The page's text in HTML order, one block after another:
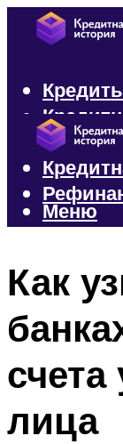
Меню
Как
лица